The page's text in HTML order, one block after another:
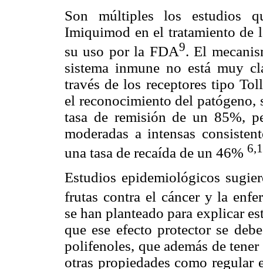
Son múltiples los estudios
Imiquimod en el tratamiento de
su uso por la FDA9. El
sistema inmune no está muy
través de los receptores tipo
el reconocimiento del patógeno,
tasa de remisión de un 85%,
moderadas a intensas
una tasa de recaída de un 46%
Estudios epidemiológicos
frutas contra el cáncer y la
se han planteado para explicar
que ese efecto protector se
polifenoles, que además de
otras propiedades como